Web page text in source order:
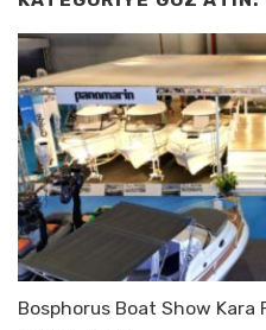
Bosphorus Boat Show Kara